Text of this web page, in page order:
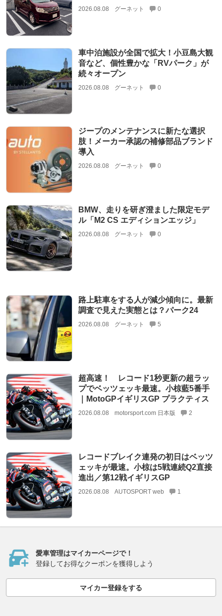
2026.08.08 グーネット 0
車中泊施設が全国で拡大！小豆島大観
音など、個性豊かな「RVパーク」が
続々オープン
2026.08.08 グーネット 0
ジープのメンテナンスに新たな選択
肢！メーカー承認の補修部品ブランド
導入
2026.08.08 グーネット 0
BMW、走りを研ぎ澄ました限定モデ
ル「M2 CS エディションエッジ」
2026.08.08 グーネット 0
路上駐車をする人が減少傾向に。最新
調査で見えた実態とは？パーク24
2026.08.08 グーネット 5
超高速！ レコード1秒更新の超ラッ
プでベッツェッキ最速。小椋藍5番手
｜MotoGPイギリスGP プラクティス
2026.08.08 motorsport.com 日本版 2
レコードブレイク連発の初日はベッツ
ェッキが最速。小椋は5戦連続Q2直接
進出／第12戦イギリスGP
2026.08.08 AUTOSPORT web 1
愛車管理はマイカーページで！
登録してお得なクーポンを獲得しよう
マイカー登録をする